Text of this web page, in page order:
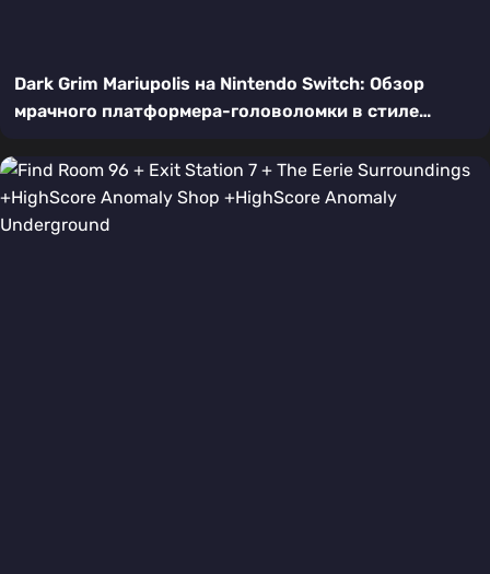
Dark Grim Mariupolis на Nintendo Switch: Обзор
мрачного платформера-головоломки в стиле